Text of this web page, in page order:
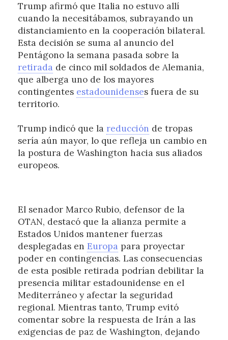
Trump afirmó que Italia no estuvo allí
cuando la necesitábamos, subrayando un
distanciamiento en la cooperación bilateral.
Esta decisión se suma al anuncio del
Pentágono la semana pasada sobre la
retirada de cinco mil soldados de Alemania,
que alberga uno de los mayores
contingentes estadounidenses fuera de su
territorio.
Trump indicó que la reducción de tropas
sería aún mayor, lo que refleja un cambio en
la postura de Washington hacia sus aliados
europeos.
El senador Marco Rubio, defensor de la
OTAN, destacó que la alianza permite a
Estados Unidos mantener fuerzas
desplegadas en Europa para proyectar
poder en contingencias. Las consecuencias
de esta posible retirada podrían debilitar la
presencia militar estadounidense en el
Mediterráneo y afectar la seguridad
regional. Mientras tanto, Trump evitó
comentar sobre la respuesta de Irán a las
exigencias de paz de Washington, dejando